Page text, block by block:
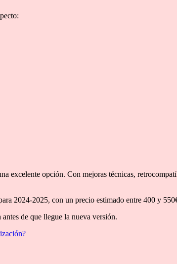
excelente opción. Con mejoras técnicas,
2024-2025, con un precio estimado entre 400 y
de que llegue la nueva versión.